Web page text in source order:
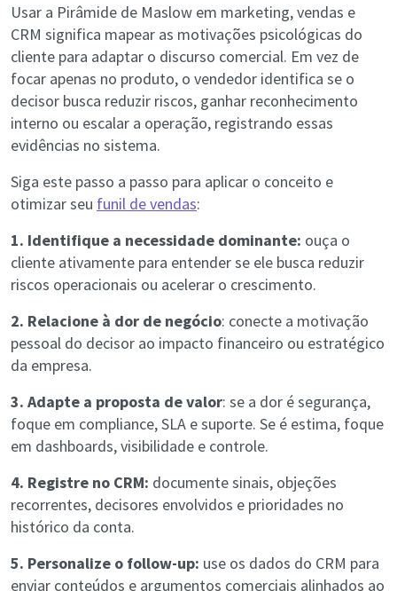
Usar a Pirâmide de Maslow em marketing, vendas e
CRM significa mapear as motivações psicológicas do
cliente para adaptar o discurso comercial. Em vez de
focar apenas no produto, o vendedor identifica se o
decisor busca reduzir riscos, ganhar reconhecimento
interno ou escalar a operação, registrando essas
evidências no sistema.
Siga este passo a passo para aplicar o conceito e
otimizar seu funil de vendas:
1. Identifique a necessidade dominante: ouça o
cliente ativamente para entender se ele busca reduzir
riscos operacionais ou acelerar o crescimento.
2. Relacione à dor de negócio: conecte a motivação
pessoal do decisor ao impacto financeiro ou estratégico
da empresa.
3. Adapte a proposta de valor: se a dor é segurança,
foque em compliance, SLA e suporte. Se é estima, foque
em dashboards, visibilidade e controle.
4. Registre no CRM: documente sinais, objeções
recorrentes, decisores envolvidos e prioridades no
histórico da conta.
5. Personalize o follow-up: use os dados do CRM para
enviar conteúdos e argumentos comerciais alinhados ao